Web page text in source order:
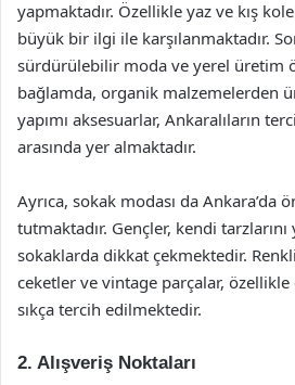
yapmaktadır. Özellikle yaz ve kış
büyük bir ilgi ile karşılanmaktadır.
sürdürülebilir moda ve yerel üretim
bağlamda, organik malzemelerden
yapımı aksesuarlar, Ankaralıların
arasında yer almaktadır.
Ayrıca, sokak modası da Ankara’da
tutmaktadır. Gençler, kendi
sokaklarda dikkat çekmektedir.
ceketler ve vintage parçalar, özellikle
sıkça tercih edilmektedir.
2. Alışveriş Noktaları